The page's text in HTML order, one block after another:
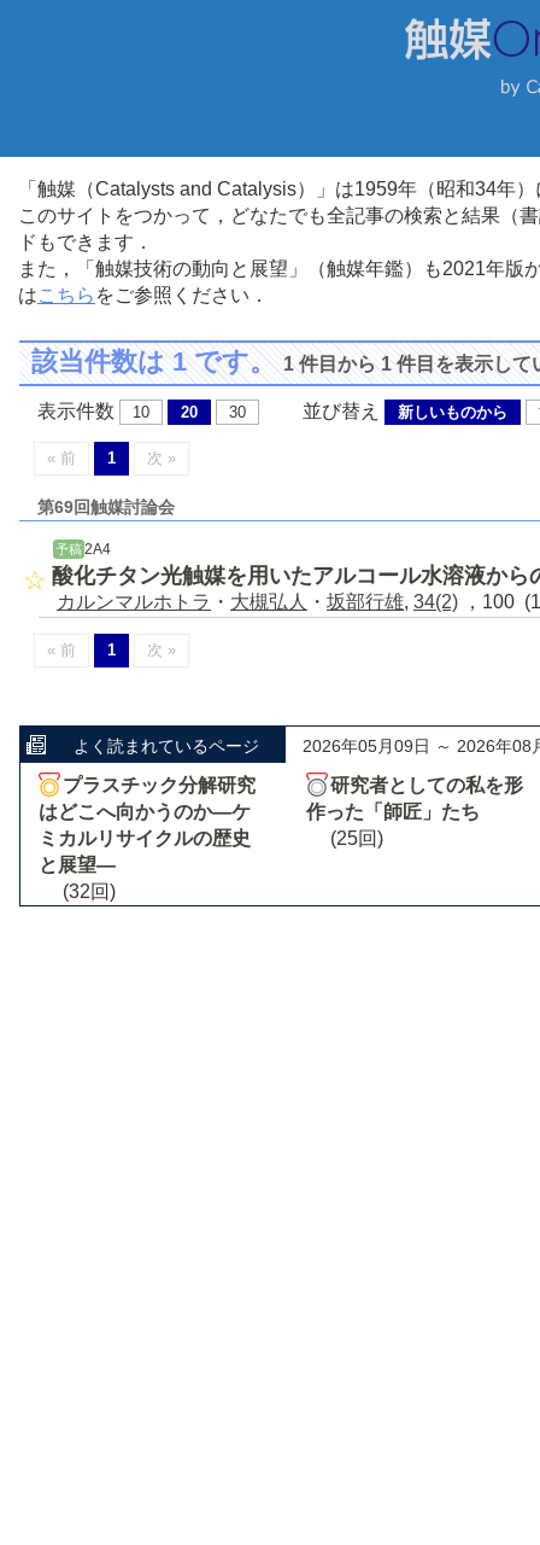
「触媒（Catalysts and Catalysis）」は1959年（昭和34年
このサイトをつかって，どなたでも全記事の検索と結果（
ドもできます．
また，「触媒技術の動向と展望」（触媒年鑑）も2021年
はこちら をご参照ください．
該当件数は 1 です。1 件目から 1 件目を表示して
表示件数 10 20 30 並び替え 新しいものから
« 前 1 次 »
第69回触媒討論会
予稿 2A4
酸化チタン光触媒を用いたアルコール水溶液から
カルンマルホトラ ・ 大槻弘人 ・ 坂部行雄, 34(2) ，100
« 前 1 次 »
よく読まれているページ 2026年05月09日 ～ 2026年08
プラスチック分解研究
はどこへ向かうのか―ケ
ミカルリサイクルの歴史
と展望―
(32回)
研究者としての私を形
作った「師匠」たち
(25回)